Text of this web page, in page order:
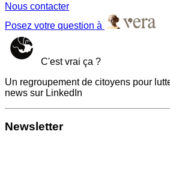
Nous contacter
Posez votre question à
C'est vrai ça ?
Un regroupement de citoyens pour
news sur LinkedIn
Newsletter